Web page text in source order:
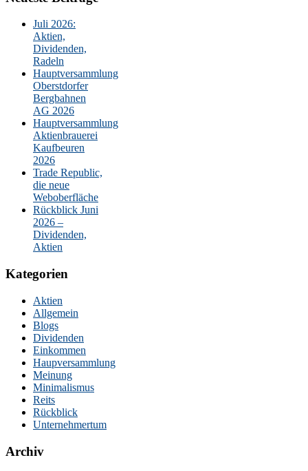
Juli 2026:
Aktien,
Dividenden,
Radeln
Hauptversammlung
Oberstdorfer
Bergbahnen
AG 2026
Hauptversammlung
Aktienbrauerei
Kaufbeuren
2026
Trade Republic,
die neue
Weboberfläche
Rückblick Juni
2026 –
Dividenden,
Aktien
Kategorien
Aktien
Allgemein
Blogs
Dividenden
Einkommen
Haupversammlung
Meinung
Minimalismus
Reits
Rückblick
Unternehmertum
Archiv